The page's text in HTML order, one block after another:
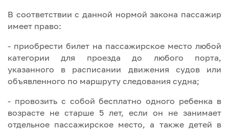
В соответствии с данной нормой закона пассажир
имеет право:
- приобрести билет на пассажирское место любой
категории для проезда до любого порта,
указанного в расписании движения судов или
объявленного по маршруту следования судна;
- провозить с собой бесплатно одного ребенка в
возрасте не старше 5 лет, если он не занимает
отдельное пассажирское место, а также детей в